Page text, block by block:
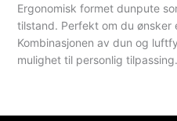
Ergonomisk formet dunpute
tilstand. Perfekt om du ønsker
Kombinasjonen av dun og
mulighet til personlig tilpassing.